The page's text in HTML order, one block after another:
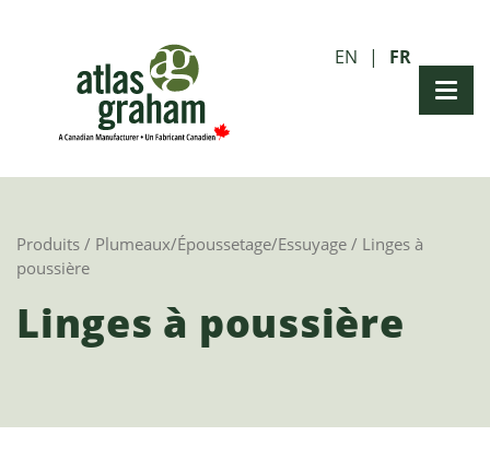
EN FR
Produits / Plumeaux/Époussetage/Essuyage / Linges à
poussière
Linges à poussière